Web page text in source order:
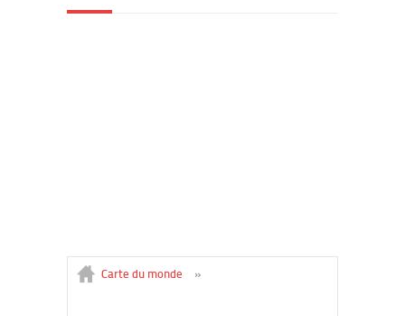
Carte du monde »